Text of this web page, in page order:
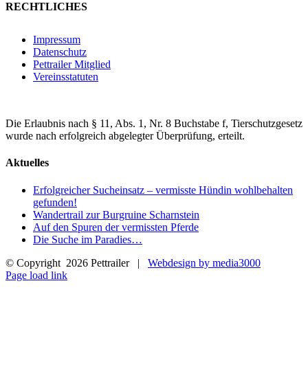
RECHTLICHES
Impressum
Datenschutz
Pettrailer Mitglied
Vereinsstatuten
Die Erlaubnis nach § 11, Abs. 1, Nr. 8 Buchstabe f, Tierschutzgesetz
wurde nach erfolgreich abgelegter Überprüfung, erteilt.
Aktuelles
Erfolgreicher Sucheinsatz – vermisste Hündin wohlbehalten
gefunden!
Wandertrail zur Burgruine Scharnstein
Auf den Spuren der vermissten Pferde
Die Suche im Paradies…
© Copyright 2026 Pettrailer | Webdesign by media3000
Facebook
Page load link